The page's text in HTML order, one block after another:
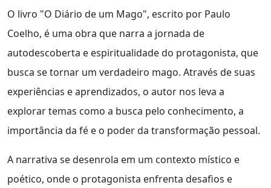
O livro "O Diário de um Mago", escrito por Paulo
Coelho, é uma obra que narra a jornada de
autodescoberta e espiritualidade do protagonista, que
busca se tornar um verdadeiro mago. Através de suas
experiências e aprendizados, o autor nos leva a
explorar temas como a busca pelo conhecimento, a
importância da fé e o poder da transformação pessoal.
A narrativa se desenrola em um contexto místico e
poético, onde o protagonista enfrenta desafios e